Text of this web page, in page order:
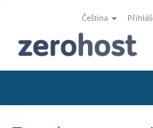
Čeština